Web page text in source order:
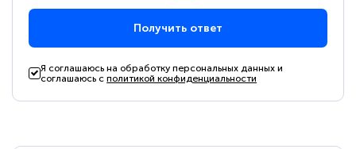
Получить ответ
Я соглашаюсь на обработку персональных данных и
соглашаюсь сполитикой конфиденциальности